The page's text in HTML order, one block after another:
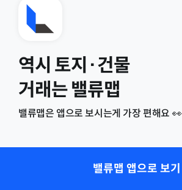
역시 토지·건물
거래는 밸류맵
밸류맵은 앱으로 보시는게 가장 편해요 👀
밸류맵 앱으로 보기